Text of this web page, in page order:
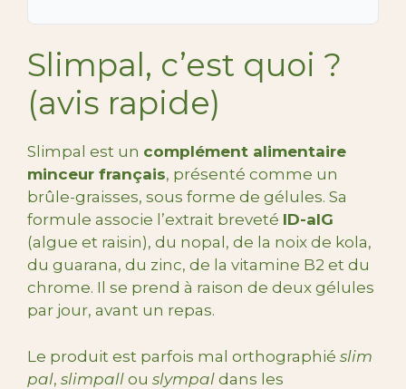
Slimpal, c’est quoi ?
(avis rapide)
Slimpal est un complément alimentaire
minceur français, présenté comme un
brûle-graisses, sous forme de gélules. Sa
formule associe l’extrait breveté ID-alG
(algue et raisin), du nopal, de la noix de kola,
du guarana, du zinc, de la vitamine B2 et du
chrome. Il se prend à raison de deux gélules
par jour, avant un repas.
Le produit est parfois mal orthographié slim
pal, slimpall ou slympal dans les